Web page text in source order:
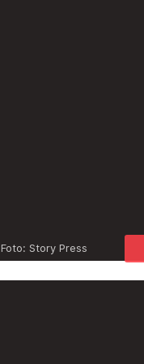
Foto: Story Press